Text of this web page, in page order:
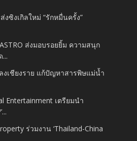
ส่งซิงเกิลใหม่ “รักหมื่นครั้ง”
ส่งมอบรอยยิ้ม ความสนุก
งเชียงราย แก้ปัญหาสารพิษแม่น้ำ
Entertainment เตรียมนำ
ร่วมงาน ‘Thailand-China